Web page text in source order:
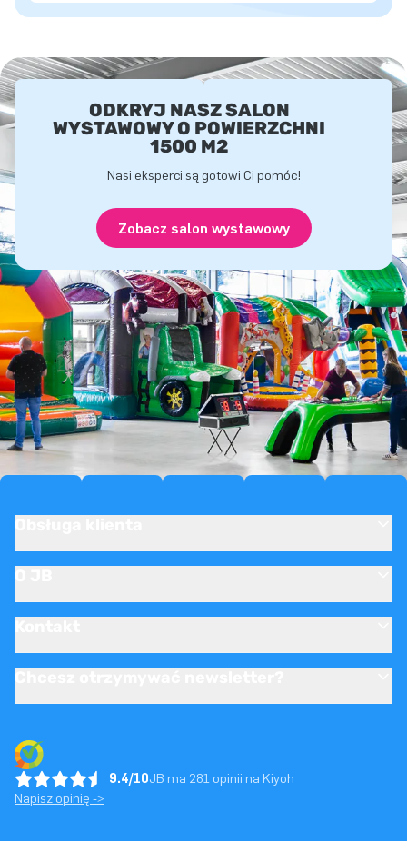
ODKRYJ NASZ SALON
WYSTAWOWY O POWIERZCHNI
1500 M2
Nasi eksperci są gotowi Ci pomóc!
Zobacz salon wystawowy
9.4/10JB ma 281 opinii na Kiyoh
Napisz opinię ->